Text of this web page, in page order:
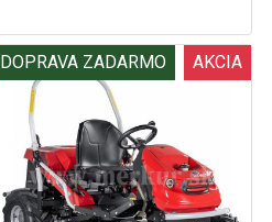
AKCIA
DOPRAVA ZADARMO